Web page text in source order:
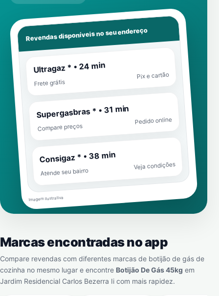
Revendas disponíveis no seu endereço
Ultragaz * • 24 min
Frete grátis
Pix e cartão
Supergasbras * • 31 min
Compare preços
Pedido online
Consigaz * • 38 min
Atende seu bairro
Veja condições
Imagem ilustrativa
Marcas encontradas no app
Compare revendas com diferentes marcas de botijão de gás de
cozinha no mesmo lugar e encontre Botijão De Gás 45kg em
Jardim Residencial Carlos Bezerra Ii com mais rapidez.